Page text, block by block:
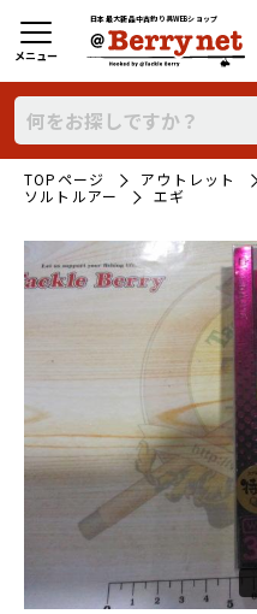
日本最大新品中古釣り具WEBショップ
メニュー
TOPページ アウトレット
ソルトルアー
エギ